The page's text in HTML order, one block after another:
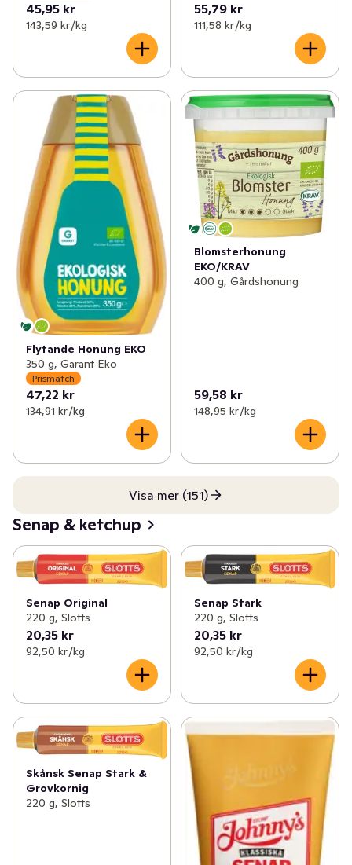
45,95 kr
143,59 kr /kg
55,79 kr
111,58 kr /kg
Flytande Honung EKO
350 g, Garant Eko
Prismatch
47,22 kr
134,91 kr /kg
Blomsterhonung
EKO/KRAV
400 g, Gårdshonung
59,58 kr
148,95 kr /kg
Visa mer (151)
Senap & ketchup
Senap Original
220 g, Slotts
20,35 kr
92,50 kr /kg
Senap Stark
220 g, Slotts
20,35 kr
92,50 kr /kg
Skånsk Senap Stark &
Grovkornig
220 g, Slotts